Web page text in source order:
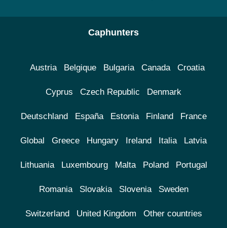
Caphunters
Austria Belgique Bulgaria Canada Croatia
Cyprus Czech Republic Denmark
Deutschland España Estonia Finland France
Global Greece Hungary Ireland Italia Latvia
Lithuania Luxembourg Malta Poland Portugal
Romania Slovakia Slovenia Sweden
Switzerland United Kingdom Other countries